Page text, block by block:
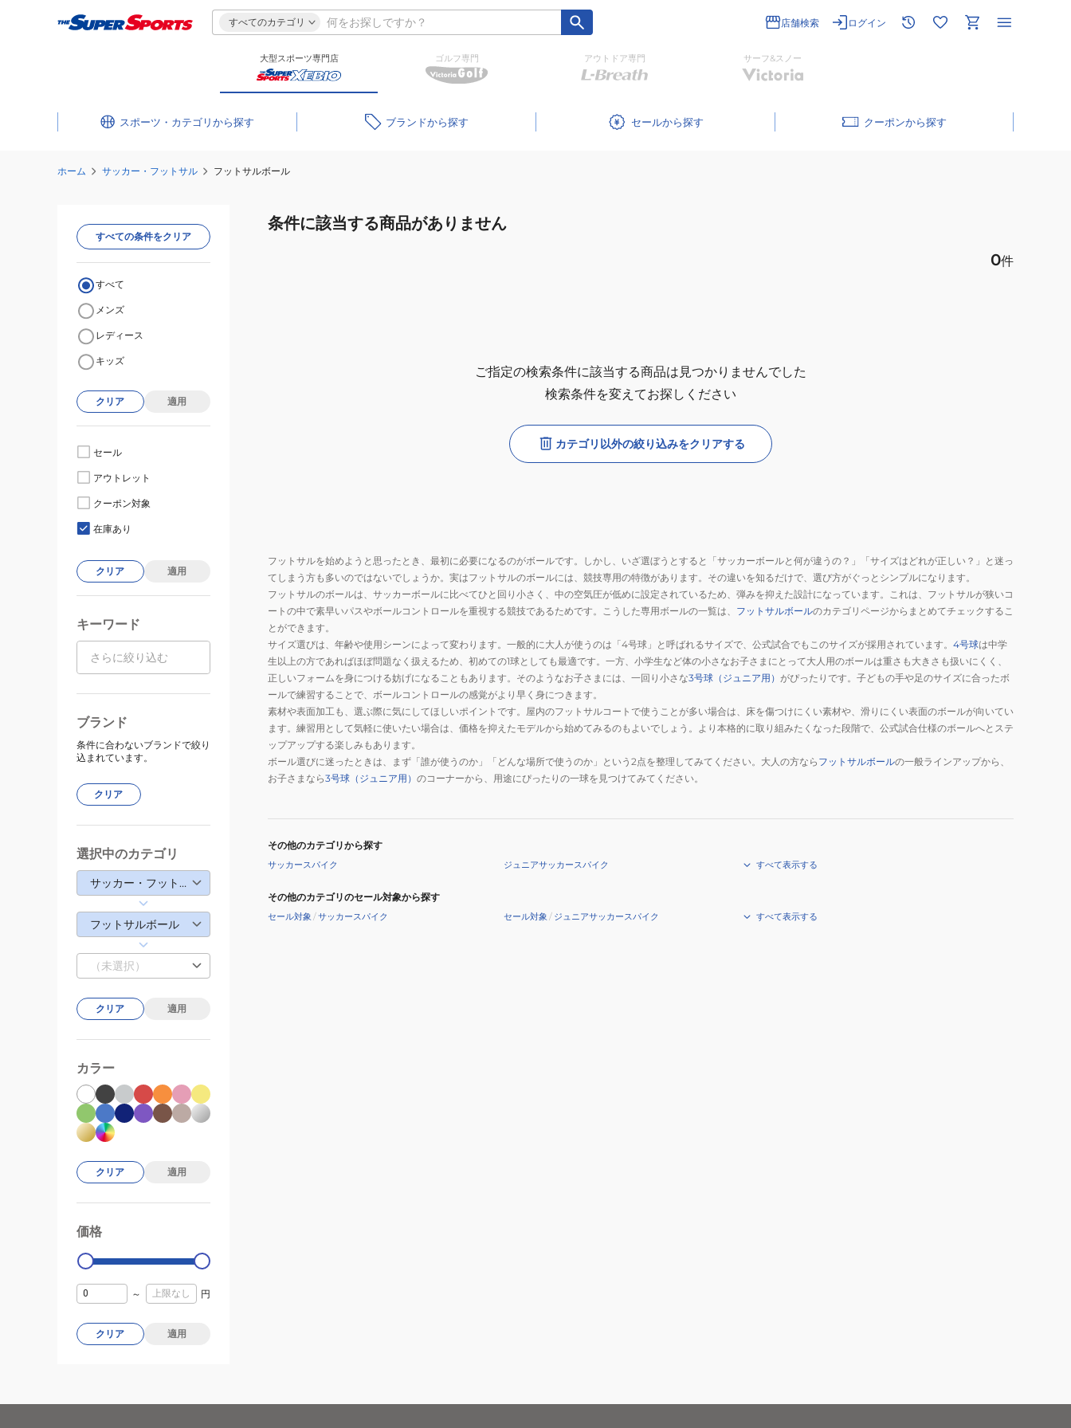
すべてのカテゴリ 店舗検索 ログイン
大型スポーツ専門店 ゴルフ専門 アウトドア専門 サーフ&スノー
スポーツ・カテゴリ ブランド セール クーポン
ホーム サッカー・フットサル フットサルボール
条件に該当する商品がありません
0件
ご指定の検索条件に該当する商品は見つかりませんでした
検索条件を変えてお探しください
カテゴリ以外の絞り込みをクリアする
フットサルを始めようと思ったとき、最初に必要になるのがボールです。しかし、いざ選ぼうとすると「サッカーボールと何が違うの？」「サイズはどれが正しい？」と迷っ
てしまう方も多いのではないでしょうか。実はフットサルのボールには、競技専用の特徴があります。その違いを知るだけで、選び方がぐっとシンプルになります。
フットサルのボールは、サッカーボールに比べてひと回り小さく、中の空気圧が低めに設定されているため、弾みを抑えた設計になっています。これは、フットサルが狭いコ
ートの中で素早いパスやボールコントロールを重視する競技であるためです。こうした専用ボールの一覧は、 フットサルボールのカテゴリページからまとめてチェックするこ
とができます。
サイズ選びは、年齢や使用シーンによって変わります。一般的に大人が使うのは「4号球」と呼ばれるサイズで、公式試合でもこのサイズが採用されています。 4号球は中学
生以上の方であればほぼ問題なく扱えるため、初めての1球としても最適です。一方、小学生など体の小さなお子さまにとって大人用のボールは重さも大きさも扱いにくく、
正しいフォームを身につける妨げになることもあります。そのようなお子さまには、一回り小さな3号球（ジュニア用） がぴったりです。子どもの手や足のサイズに合ったボ
ールで練習することで、ボールコントロールの感覚がより早く身につきます。
素材や表面加工も、選ぶ際に気にしてほしいポイントです。屋内のフットサルコートで使うことが多い場合は、床を傷つけにくい素材や、滑りにくい表面のボールが向いてい
ます。練習用として気軽に使いたい場合は、価格を抑えたモデルから始めてみるのもよいでしょう。より本格的に取り組みたくなった段階で、公式試合仕様のボールへとステ
ップアップする楽しみもあります。
ボール選びに迷ったときは、まず「誰が使うのか」「どんな場所で使うのか」という2点を整理してみてください。大人の方なら フットサルボールの一般ラインアップから、
お子さまなら3号球（ジュニア用） のコーナーから、用途にぴったりの一球を見つけてみてください。
その他のカテゴリから探す
サッカースパイク ジュニアサッカースパイク すべて表示する
その他のカテゴリのセール対象から探す
セール対象 /サッカースパイク セール対象 / ジュニアサッカースパイク すべて表示する
すべての条件をクリア
すべて
メンズ
レディース
キッズ
クリア 適用
セール
アウトレット
クーポン対象
在庫あり
クリア 適用
キーワード
ブランド
条件に合わないブランドで絞り
込まれています。
クリア
選択中のカテゴリ
サッカー・フットサル
フットサルボール
（未選択）
クリア 適用
カラー
クリア 適用
価格
0
～ 円
クリア 適用